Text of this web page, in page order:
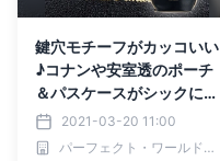
鍵穴モチーフがカッコいい
♪コナンや安室透のポーチ
＆パスケースがシックに登
場
2021-03-20 11:00
パーフェクト・ワールド株式会社